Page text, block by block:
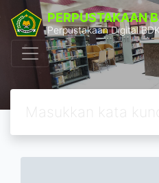
PERPUSTAKAAN
Perpustakaan Digital